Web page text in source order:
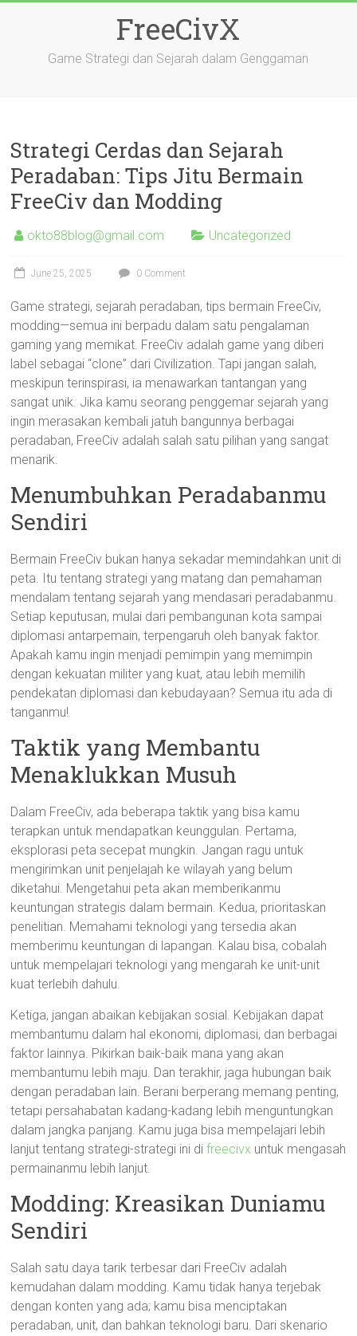
FreeCivX
Game Strategi dan Sejarah dalam Genggaman
Strategi Cerdas dan Sejarah
Peradaban: Tips Jitu Bermain
FreeCiv dan Modding
okto88blog@gmail.com Uncategorized
June 25, 2025 0 Comment
Game strategi, sejarah peradaban, tips bermain FreeCiv,
modding—semua ini berpadu dalam satu pengalaman
gaming yang memikat. FreeCiv adalah game yang diberi
label sebagai “clone” dari Civilization. Tapi jangan salah,
meskipun terinspirasi, ia menawarkan tantangan yang
sangat unik. Jika kamu seorang penggemar sejarah yang
ingin merasakan kembali jatuh bangunnya berbagai
peradaban, FreeCiv adalah salah satu pilihan yang sangat
menarik.
Menumbuhkan Peradabanmu
Sendiri
Bermain FreeCiv bukan hanya sekadar memindahkan unit di
peta. Itu tentang strategi yang matang dan pemahaman
mendalam tentang sejarah yang mendasari peradabanmu.
Setiap keputusan, mulai dari pembangunan kota sampai
diplomasi antarpemain, terpengaruh oleh banyak faktor.
Apakah kamu ingin menjadi pemimpin yang memimpin
dengan kekuatan militer yang kuat, atau lebih memilih
pendekatan diplomasi dan kebudayaan? Semua itu ada di
tanganmu!
Taktik yang Membantu
Menaklukkan Musuh
Dalam FreeCiv, ada beberapa taktik yang bisa kamu
terapkan untuk mendapatkan keunggulan. Pertama,
eksplorasi peta secepat mungkin. Jangan ragu untuk
mengirimkan unit penjelajah ke wilayah yang belum
diketahui. Mengetahui peta akan memberikanmu
keuntungan strategis dalam bermain. Kedua, prioritaskan
penelitian. Memahami teknologi yang tersedia akan
memberimu keuntungan di lapangan. Kalau bisa, cobalah
untuk mempelajari teknologi yang mengarah ke unit-unit
kuat terlebih dahulu.
Ketiga, jangan abaikan kebijakan sosial. Kebijakan dapat
membantumu dalam hal ekonomi, diplomasi, dan berbagai
faktor lainnya. Pikirkan baik-baik mana yang akan
membantumu lebih maju. Dan terakhir, jaga hubungan baik
dengan peradaban lain. Berani berperang memang penting,
tetapi persahabatan kadang-kadang lebih menguntungkan
dalam jangka panjang. Kamu juga bisa mempelajari lebih
lanjut tentang strategi-strategi ini difreecivx untuk mengasah
permainanmu lebih lanjut.
Modding: Kreasikan Duniamu
Sendiri
Salah satu daya tarik terbesar dari FreeCiv adalah
kemudahan dalam modding. Kamu tidak hanya terjebak
dengan konten yang ada; kamu bisa menciptakan
peradaban, unit, dan bahkan teknologi baru. Dari skenario